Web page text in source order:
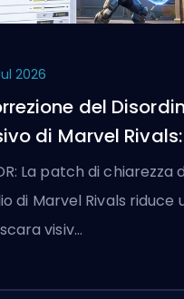
2026
del
di Marvel
la Patch del 16
La patch di chiarezza
di Marvel Rivals riduce
visiv…